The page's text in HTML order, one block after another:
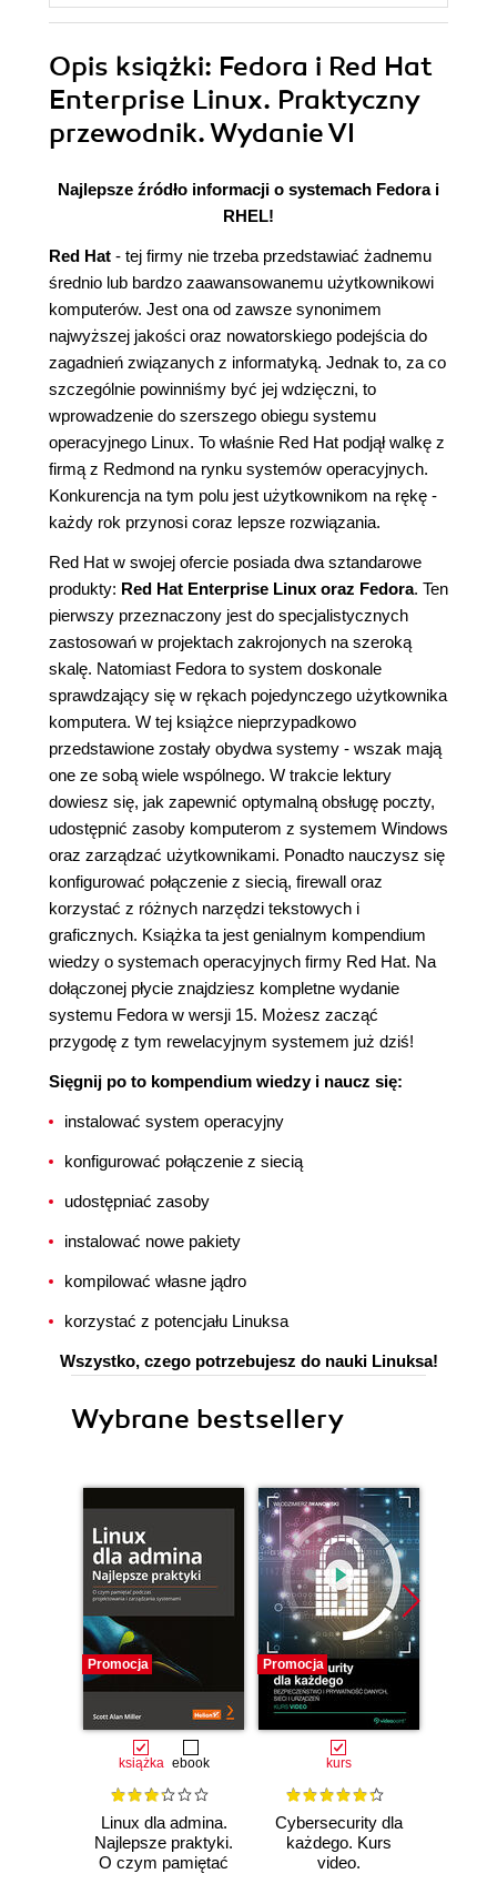
Opis książki: Fedora i Red Hat
Enterprise Linux. Praktyczny
przewodnik. Wydanie VI
Najlepsze źródło informacji o systemach Fedora i
RHEL!
Red Hat - tej firmy nie trzeba przedstawiać żadnemu
średnio lub bardzo zaawansowanemu użytkownikowi
komputerów. Jest ona od zawsze synonimem
najwyższej jakości oraz nowatorskiego podejścia do
zagadnień związanych z informatyką. Jednak to, za co
szczególnie powinniśmy być jej wdzięczni, to
wprowadzenie do szerszego obiegu systemu
operacyjnego Linux. To właśnie Red Hat podjął walkę z
firmą z Redmond na rynku systemów operacyjnych.
Konkurencja na tym polu jest użytkownikom na rękę -
każdy rok przynosi coraz lepsze rozwiązania.
Red Hat w swojej ofercie posiada dwa sztandarowe
produkty: Red Hat Enterprise Linux oraz Fedora. Ten
pierwszy przeznaczony jest do specjalistycznych
zastosowań w projektach zakrojonych na szeroką
skalę. Natomiast Fedora to system doskonale
sprawdzający się w rękach pojedynczego użytkownika
komputera. W tej książce nieprzypadkowo
przedstawione zostały obydwa systemy - wszak mają
one ze sobą wiele wspólnego. W trakcie lektury
dowiesz się, jak zapewnić optymalną obsługę poczty,
udostępnić zasoby komputerom z systemem Windows
oraz zarządzać użytkownikami. Ponadto nauczysz się
konfigurować połączenie z siecią, firewall oraz
korzystać z różnych narzędzi tekstowych i
graficznych. Książka ta jest genialnym kompendium
wiedzy o systemach operacyjnych firmy Red Hat. Na
dołączonej płycie znajdziesz kompletne wydanie
systemu Fedora w wersji 15. Możesz zacząć
przygodę z tym rewelacyjnym systemem już dziś!
Sięgnij po to kompendium wiedzy i naucz się:
instalować system operacyjny
konfigurować połączenie z siecią
udostępniać zasoby
instalować nowe pakiety
kompilować własne jądro
korzystać z potencjału Linuksa
Wszystko, czego potrzebujesz do nauki Linuksa!
Wybrane bestsellery
Promocja
książka ebook
Linux dla admina.
Najlepsze praktyki.
O czym pamiętać
Promocja
kurs
Cybersecurity dla
każdego. Kurs
video.